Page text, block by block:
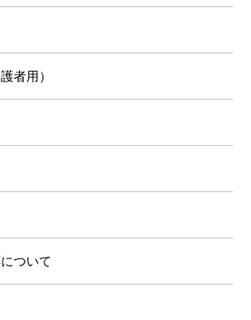
者用）
ついて